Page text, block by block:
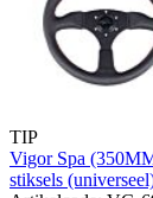
TIP
Vigor Spa
stiksels